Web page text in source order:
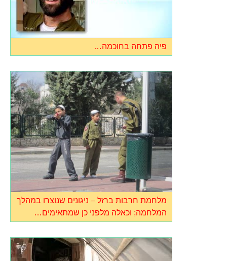
פיה פתחה בחוכמה…
מלחמת חרבות ברזל – ניגונים שנוצרו במהלך
המלחמה; וכאלה מלפני כן שמתאימים…